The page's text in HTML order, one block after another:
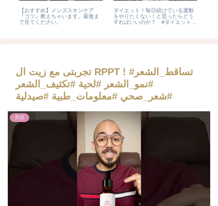
【おすすめ】メンズスキンケア
『コツ』教えちゃいます。最後ま
で見てください。
ダイエット！毎日続けている運動
をやりたくない！と思ったらどう
すればいいのか？ #ダイエット #
تجربتى مع زيت ال RPPT ! #تساقط_الشعر
#نمو_الشعر #لحية #تكثيف_الشعر
#شعر_صحي #معلومات_طبية #صيدلية
美容